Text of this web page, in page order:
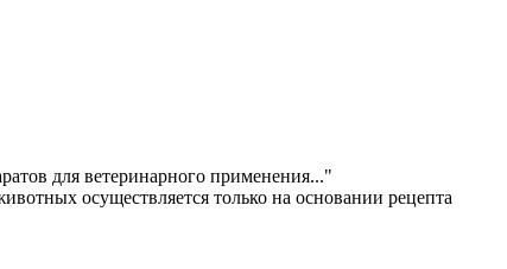
для ветеринарного применения..."
осуществляется только на основании рецепта